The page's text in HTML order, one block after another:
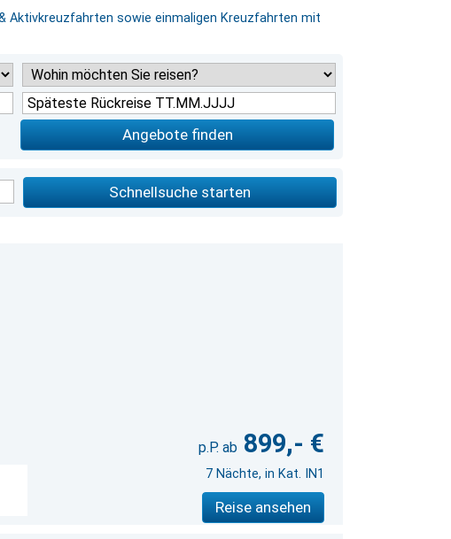
Aktivkreuzfahrten sowie einmaligen Kreuzfahrten mit
Angebote finden
Schnellsuche starten
899,- €
7 Nächte, in Kat. IN1
Reise ansehen